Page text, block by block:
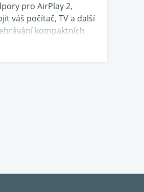
pro AirPlay 2,
váš počítač, TV a další
kompaktních